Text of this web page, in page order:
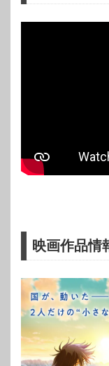
映画作品情